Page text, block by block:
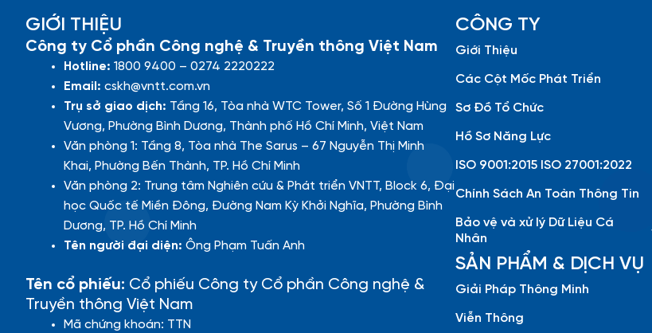
GIỚI THIỆU
Công ty Cổ phần Công nghệ & Truyền thông Việt Nam
Hotline: 1800 9400 – 0274 2220222
Email: cskh@vntt.com.vn
Trụ sở giao dịch: Tầng 16, Tòa nhà WTC Tower, Số 1 Đường Hùng
Vương, Phường Bình Dương, Thành phố Hồ Chí Minh, Việt Nam
Văn phòng 1: Tầng 8, Tòa nhà The Sarus – 67 Nguyễn Thị Minh
Khai, Phường Bến Thành, TP. Hồ Chí Minh
Văn phòng 2: Trung tâm Nghiên cứu & Phát triển VNTT, Block 6, Đại
học Quốc tế Miền Đông, Đường Nam Kỳ Khởi Nghĩa, Phường Bình
Dương, TP. Hồ Chí Minh
Tên người đại diện: Ông Phạm Tuấn Anh
Tên cổ phiếu: Cổ phiếu Công ty Cổ phần Công nghệ &
Truyền thông Việt Nam
Mã chứng khoán: TTN
CÔNG TY
Giới Thiệu
Các Cột Mốc Phát Triển
Sơ Đồ Tổ Chức
Hồ Sơ Năng Lực
ISO 9001:2015 ISO 27001:2022
Chính Sách An Toàn Thông Tin
Bảo vệ và xử lý Dữ Liệu Cá
Nhân
SẢN PHẨM & DỊCH VỤ
Giải Pháp Thông Minh
Viễn Thông